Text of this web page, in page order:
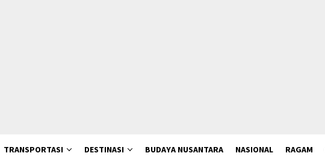
TRANSPORTASI DESTINASI BUDAYA NUSANTARA NASIONAL RAGAM